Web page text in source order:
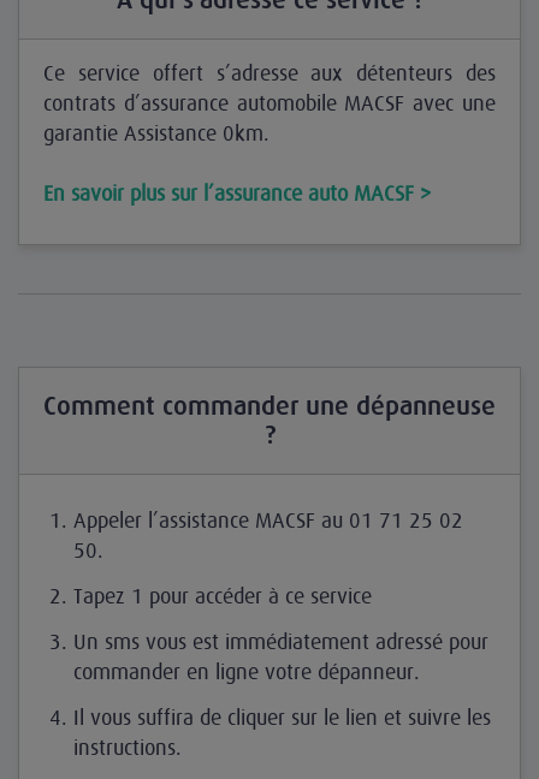
Ce service offert s’adresse aux détenteurs des
contrats d’assurance automobile MACSF avec une
garantie Assistance 0km.
En savoir plus sur l’assurance auto MACSF >
Comment commander une dépanneuse
?
Appeler l’assistance MACSF au 01 71 25 02
50.
Tapez 1 pour accéder à ce service
Un sms vous est immédiatement adressé pour
commander en ligne votre dépanneur.
Il vous suffira de cliquer sur le lien et suivre les
instructions.